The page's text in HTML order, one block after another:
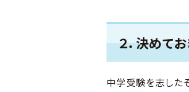
２．決めて
中学受験を志した